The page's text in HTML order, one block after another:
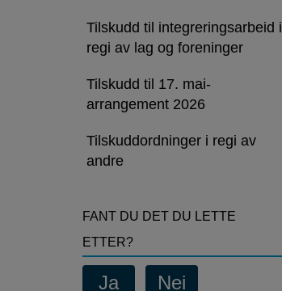
Tilskudd til integreringsarbeid i
regi av lag og foreninger
Tilskudd til 17. mai-
arrangement 2026
Tilskuddordninger i regi av
andre
FANT DU DET DU LETTE
ETTER?